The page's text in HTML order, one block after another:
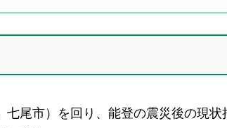
尾市）を回り、能登の震災後の現